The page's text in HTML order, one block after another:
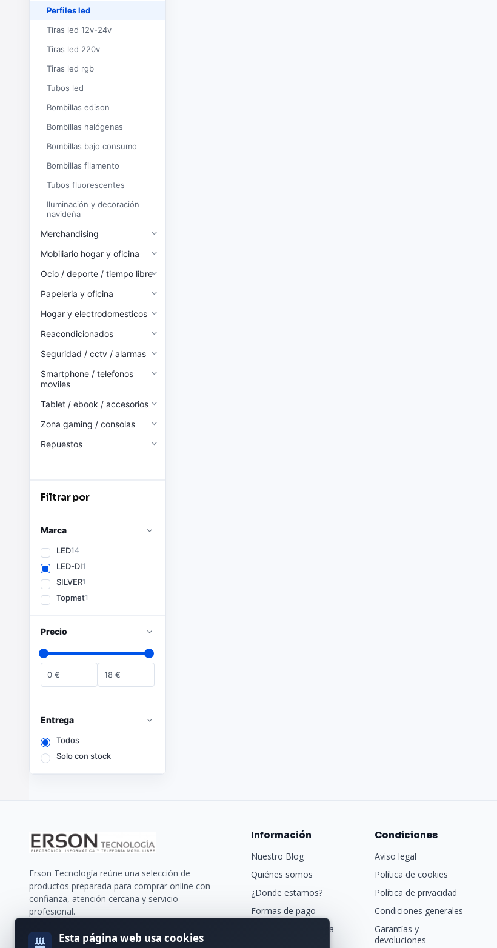
Perfiles led
Tiras led 12v-24v
Tiras led 220v
Tiras led rgb
Tubos led
Bombillas edison
Bombillas halógenas
Bombillas bajo consumo
Bombillas filamento
Tubos fluorescentes
Iluminación y decoración
navideña
Merchandising
Mobiliario hogar y oficina
Ocio / deporte / tiempo libre
Papeleria y oficina
Hogar y electrodomesticos
Reacondicionados
Seguridad / cctv / alarmas
Smartphone / telefonos
moviles
Tablet / ebook / accesorios
Zona gaming / consolas
Repuestos
Filtrar por
Marca
LED14
LED-DI1
SILVER1
Topmet1
Precio
0 € 18 €
Entrega
Todos
Solo con stock
Erson Tecnología reúne una selección de
productos preparada para comprar online con
confianza, atención cercana y servicio
profesional.
Información
Nuestro Blog
Quiénes somos
¿Donde estamos?
Formas de pago
Transporte y entrega
Condiciones
Aviso legal
Política de cookies
Política de privacidad
Condiciones generales
Garantías y
devoluciones
Esta página web usa cookies